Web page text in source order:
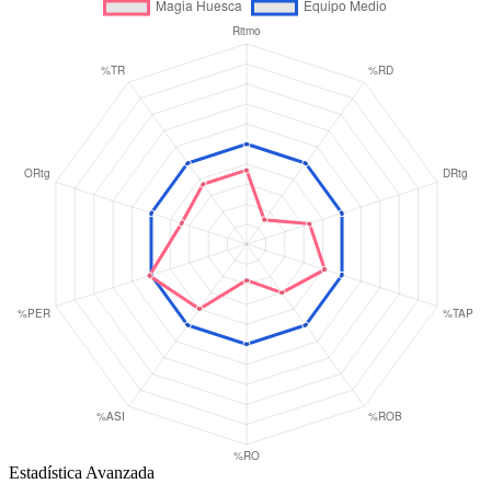
Estadística Avanzada